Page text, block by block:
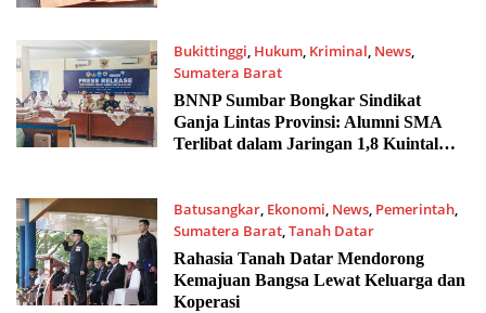
Bukittinggi, Hukum, Kriminal, News,
Sumatera Barat
23/07/2025 6:00 PM
BNNP Sumbar Bongkar Sindikat
Ganja Lintas Provinsi: Alumni SMA
Terlibat dalam Jaringan 1,8 Kuintal
Batusangkar, Ekonomi, News, Pemerintah,
Sumatera Barat,Tanah Datar
23/07/2025 5:00 PM
Rahasia Tanah Datar Mendorong
Kemajuan Bangsa Lewat Keluarga dan
Koperasi